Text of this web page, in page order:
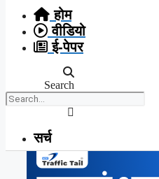
होम
वीडियो
ई-पेपर
Search
सर्च